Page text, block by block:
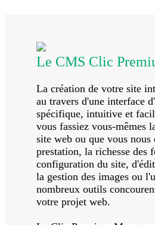
Le CMS Clic
La création de votre site
au travers d'une interface
spécifique, intuitive et
vous fassiez vous-mêmes
site web ou que vous nous
prestation, la richesse des
configuration du site,
la gestion des images ou
nombreux outils
votre projet web.